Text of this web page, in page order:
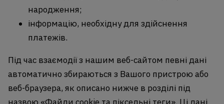
народження;
інформацію, необхідну для здійснення
платежів.
Під час взаємодії з нашим веб-сайтом певні дані
автоматично збираються з Вашого пристрою або
веб-браузера, як описано нижче в розділі під